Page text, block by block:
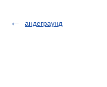
андеграунд